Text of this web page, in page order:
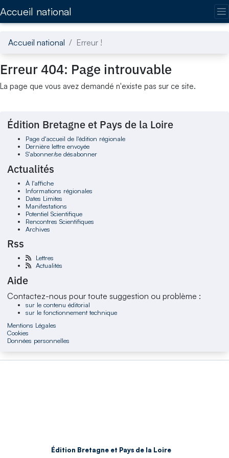
Accueil national
Accueil national Erreur !
Erreur 404: Page introuvable
La page que vous avez demandé n'existe pas sur ce site.
Édition Bretagne et Pays de la Loire
Page d'accueil de l'édition régionale
Dernière lettre envoyée
S'abonner/se désabonner
Actualités
À l'affiche
Informations régionales
Dates Limites
Manifestations
Potentiel Scientifique
Rencontres Scientifiques
Archives
Rss
Lettres
Actualités
Aide
Contactez-nous pour toute suggestion ou problème :
sur le contenu éditorial
sur le fonctionnement technique
Mentions Légales
Cookies
Données personnelles
Édition Bretagne et Pays de la Loire